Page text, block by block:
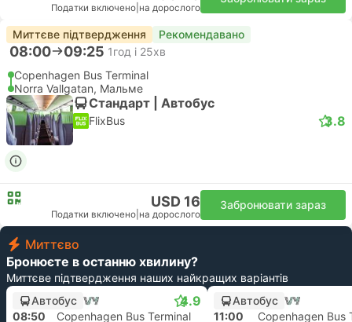
Податки включено на дорослого
Миттєве підтвердження Рекомендавано
08:00 09:25 1год і 25хв
Copenhagen Bus Terminal
Norra Vallgatan, Мальме
Стандарт | Автобус
FlixBus 3.8
USD 16
Податки включено на дорослого
Забронювати зараз
Миттєво
Бронюєте в останню хвилину?
Миттєве підтвердження наших найкращих варіантів
Автобус
4.9
08:50 Copenhagen Bus Terminal
Автобус
11:00
Copenhagen Bus